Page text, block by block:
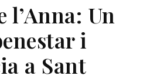
l’Anna: Un
i
a Sant